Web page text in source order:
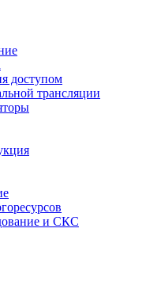
доступом
трансляции
и СКС